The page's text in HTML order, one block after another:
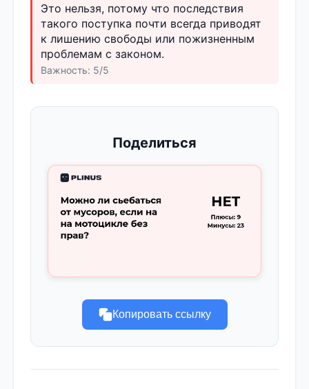
Это нельзя, потому что последствия
такого поступка почти всегда приводят
к лишению свободы или пожизненным
проблемам с законом.
Важность: 5/5
Поделиться
Копировать ссылку